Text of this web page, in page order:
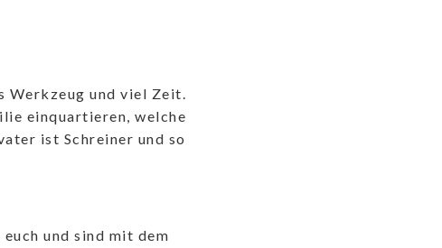
Werkzeug und viel Zeit.
einquartieren, welche
ist Schreiner und so
und sind mit dem